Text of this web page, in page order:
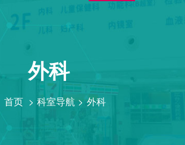
外科
首页 > 科室导航 > 外科